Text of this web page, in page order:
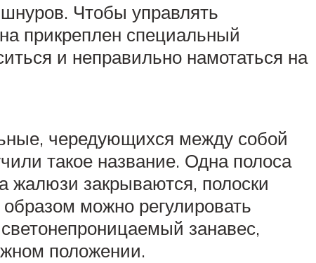
Чтобы управлять
прикреплен специальный
и неправильно намотаться на
чередующихся между собой
такое название. Одна полоса
жалюзи закрываются, полоски
можно регулировать
занавес,
положении.